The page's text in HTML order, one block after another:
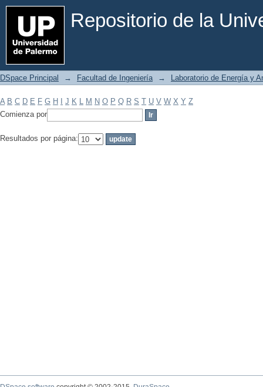
Repositorio de la
Filtrar por: Materia
DSpace Principal → Facultad de Ingeniería → Laboratorio de Energía y
A B C D E F G H J K L M N O P Q R S T U V W X Y Z
Comienza por
Resultados por página: